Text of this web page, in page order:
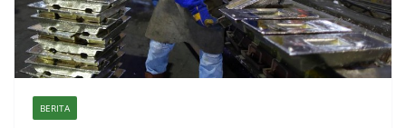
BERITA